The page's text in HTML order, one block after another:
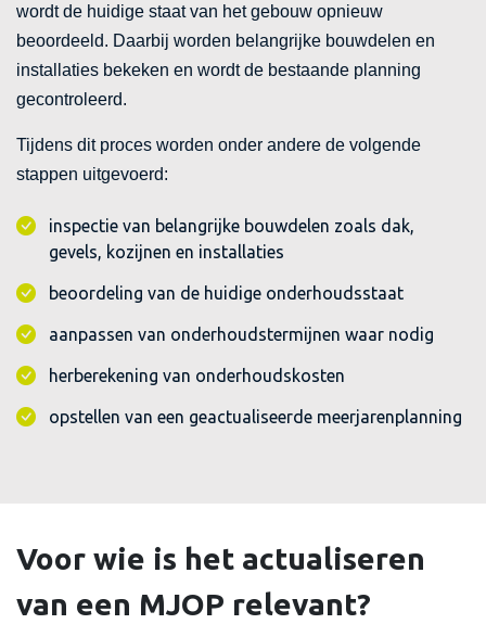
wordt de huidige staat van het gebouw opnieuw
beoordeeld. Daarbij worden belangrijke bouwdelen en
installaties bekeken en wordt de bestaande planning
gecontroleerd.
Tijdens dit proces worden onder andere de volgende
stappen uitgevoerd:
inspectie van belangrijke bouwdelen zoals dak,
gevels, kozijnen en installaties
beoordeling van de huidige onderhoudsstaat
aanpassen van onderhoudstermijnen waar nodig
herberekening van onderhoudskosten
opstellen van een geactualiseerde meerjarenplanning
Voor wie is het actualiseren
van een MJOP relevant?